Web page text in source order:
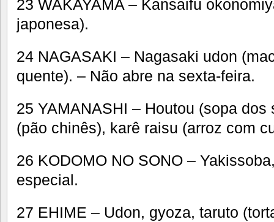
23 WAKAYAMA – Kansaifu
japonesa).
24 NAGASAKI – Nagasaki udon
quente). – Não abre na sexta-feira.
25 YAMANASHI – Houtou (sopa dos
(pão chinês), karê raisu (arroz com
26 KODOMO NO SONO –
especial.
27 EHIME – Udon, gyoza, taruto